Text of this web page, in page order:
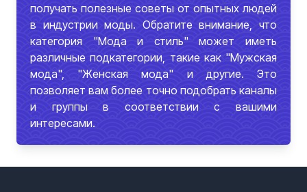
получать полезные советы от опытных людей
в индустрии моды. Обратите внимание, что
категория "Мода и стиль" может иметь
различные подкатегории, такие как "Мужская
мода", "Женская мода" и другие. Это
позволяет вам более точно подобрать каналы
и группы в соответствии с вашими
интересами.